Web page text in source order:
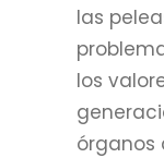
las
los
órganos